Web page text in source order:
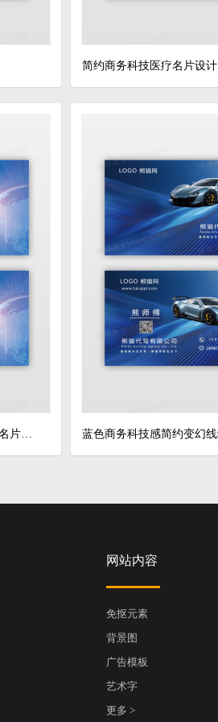
简约商务科技医疗名片设计
蓝色地球线条商务炫酷科技公司名片设计模板
网站内容
免抠元素
背景图
广告模板
艺术字
更多 >